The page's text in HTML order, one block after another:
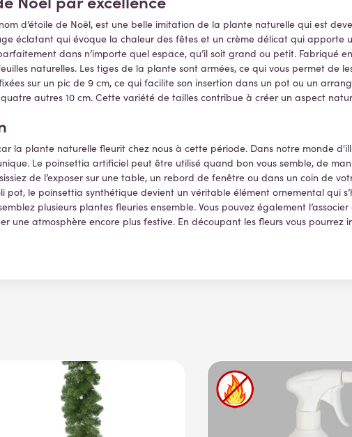
d’étoile de Noël, est une belle imitation de la plante naturelle qui est
éclatant qui évoque la chaleur des fêtes et un crème délicat qui apporte
dans n’importe quel espace, qu’il soit grand ou petit. Fabriqué
naturelles. Les tiges de la plante sont armées, ce qui vous permet de
sur un pic de 9 cm, ce qui facilite son insertion dans un pot ou un
autres 10 cm. Cette variété de tailles contribue à créer un aspect
la plante naturelle fleurit chez nous à cette période. Dans notre monde
Le poinsettia artificiel peut être utilisé quand bon vous semble, de
de l’exposer sur une table, un rebord de fenêtre ou dans un coin de
pot, le poinsettia synthétique devient un véritable élément ornemental qui
plusieurs plantes fleuries ensemble. Vous pouvez également
une atmosphère encore plus festive. En découpant les fleurs vous